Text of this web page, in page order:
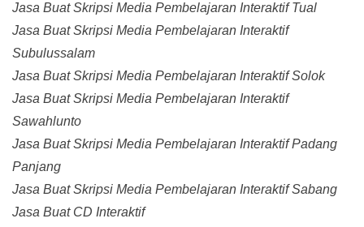
Jasa Buat Skripsi Media Pembelajaran Interaktif Tual
Jasa Buat Skripsi Media Pembelajaran Interaktif
Subulussalam
Jasa Buat Skripsi Media Pembelajaran Interaktif Solok
Jasa Buat Skripsi Media Pembelajaran Interaktif
Sawahlunto
Jasa Buat Skripsi Media Pembelajaran Interaktif Padang
Panjang
Jasa Buat Skripsi Media Pembelajaran Interaktif Sabang
Jasa Buat CD Interaktif